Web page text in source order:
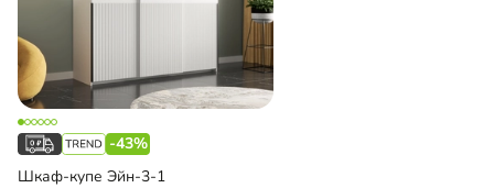
-43%
Шкаф-купе Эйн-3-1